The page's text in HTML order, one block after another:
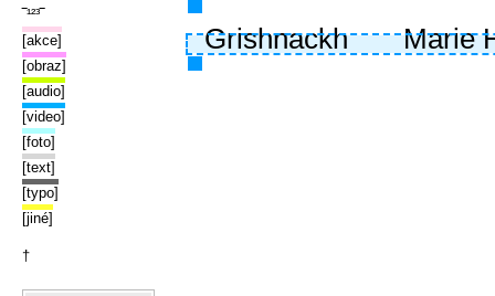
‾¹²³‾
[akce]
[obraz]
[audio]
[video]
[foto]
[text]
[typo]
[jiné]
†
Grishnackh
Marie